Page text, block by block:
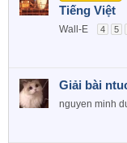
Tiếng Việt
Wall-E 4 5
Giải bài
nguyen minh